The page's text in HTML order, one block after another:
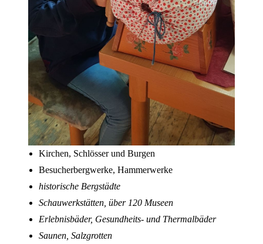
Kirchen, Schlösser und Burgen
Besucherbergwerke, Hammerwerke
historische Bergstädte
Schauwerkstätten, über 120 Museen
Erlebnisbäder, Gesundheits- und Thermalbäder
Saunen, Salzgrotten